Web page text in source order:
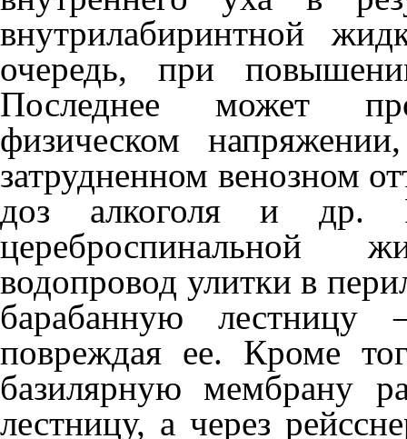
внутрилабиринтной
очередь, при
Последнее может
физическом
затруд­ненном венозном
доз алкоголя и др.
цереброспинальной
водопровод улитки в
барабанную
повреждая ее. Кроме
базилярную мембрану
лестницу, а через